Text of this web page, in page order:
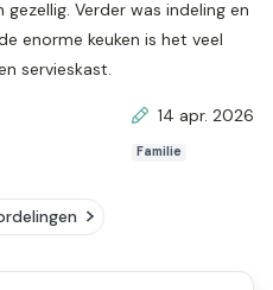
Verder was indeling en
enorme keuken is het veel
servieskast.
14 apr. 2026
Familie